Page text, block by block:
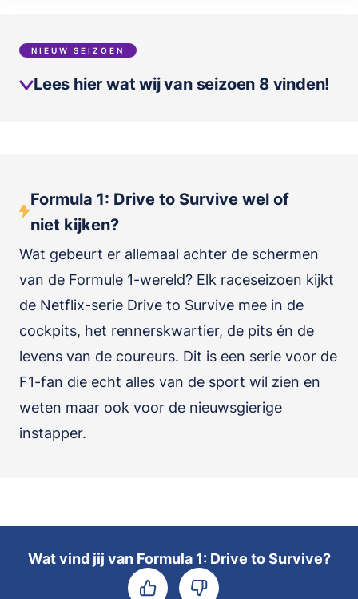
NIEUW SEIZOEN
Lees hier wat wij van seizoen 8 vinden!
Formula 1: Drive to Survive wel of
niet kijken?
Wat gebeurt er allemaal achter de schermen
van de Formule 1-wereld? Elk raceseizoen kijkt
de Netflix-serie Drive to Survive mee in de
cockpits, het rennerskwartier, de pits én de
levens van de coureurs. Dit is een serie voor de
F1-fan die echt alles van de sport wil zien en
weten maar ook voor de nieuwsgierige
instapper.
Wat vind jij van Formula 1: Drive to Survive?